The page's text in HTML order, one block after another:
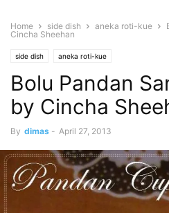
Home side dish aneka roti-kue
Cincha Sheehan
side dish aneka roti-kue
Bolu Pandan
by Cincha
By dimas - April 27, 2013